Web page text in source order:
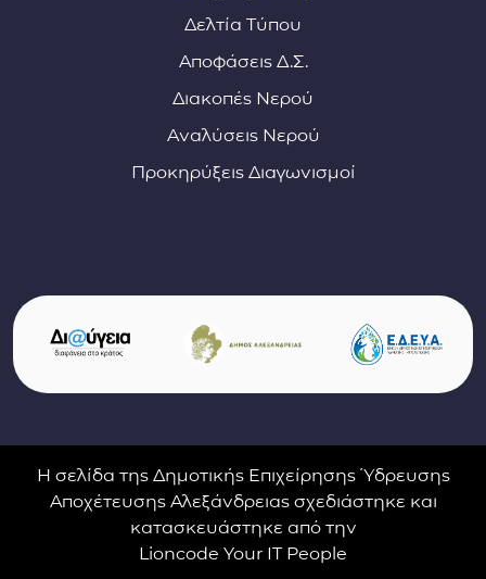
Δελτία Τύπου
Αποφάσεις Δ.Σ.
Διακοπές Νερού
Αναλύσεις Νερού
Προκηρύξεις Διαγωνισμοί
Σύνδεσμοι φορέων και συνεργατών
(ανοίγει σε νέο παράθυρο)
(ανοίγει σε νέο
Η σελίδα της Δημοτικής Επιχείρησης Ύδρευσης
Αποχέτευσης Αλεξάνδρειας σχεδιάστηκε και
κατασκευάστηκε από την
Lioncode Your IT People